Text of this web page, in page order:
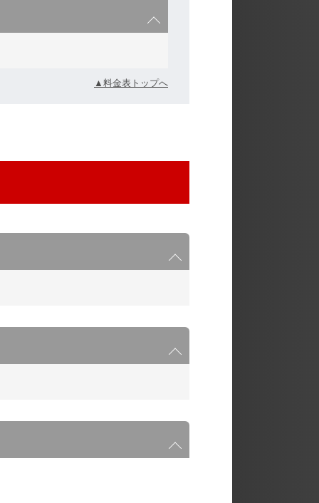
▲料金表トップへ